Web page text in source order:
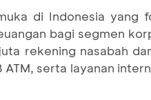
di Indonesia yang
bagi segmen
rekening nasabah
ATM, serta layanan